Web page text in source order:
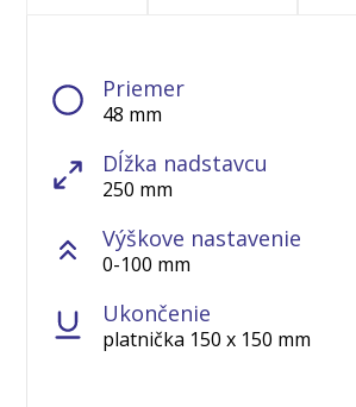
Priemer
48 mm
Dĺžka nadstavcu
250 mm
Výškove nastavenie
0-100 mm
Ukončenie
platnička 150 x 150 mm